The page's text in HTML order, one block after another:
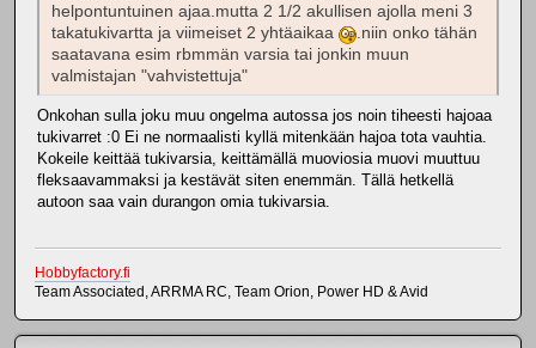
helpontuntuinen ajaa.mutta 2 1/2 akullisen ajolla meni 3
takatukivartta ja viimeiset 2 yhtäaikaa
.niin onko tähän
saatavana esim rbmmän varsia tai jonkin muun
valmistajan "vahvistettuja"
Onkohan sulla joku muu ongelma autossa jos noin tiheesti hajoaa
tukivarret :0 Ei ne normaalisti kyllä mitenkään hajoa tota vauhtia.
Kokeile keittää tukivarsia, keittämällä muoviosia muovi muuttuu
fleksaavammaksi ja kestävät siten enemmän. Tällä hetkellä
autoon saa vain durangon omia tukivarsia.
Hobbyfactory.fi
Team Associated, ARRMA RC, Team Orion, Power HD & Avid